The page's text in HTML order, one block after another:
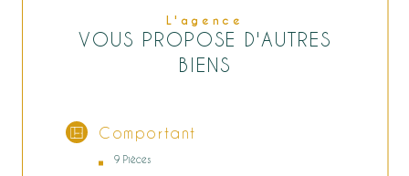
L'agence
VOUS PROPOSE D'AUTRES
BIENS
Comportant
9 Pièces